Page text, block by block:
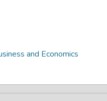
and Economics